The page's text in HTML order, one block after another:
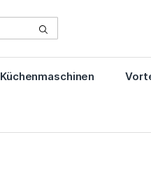
Küchenmaschinen